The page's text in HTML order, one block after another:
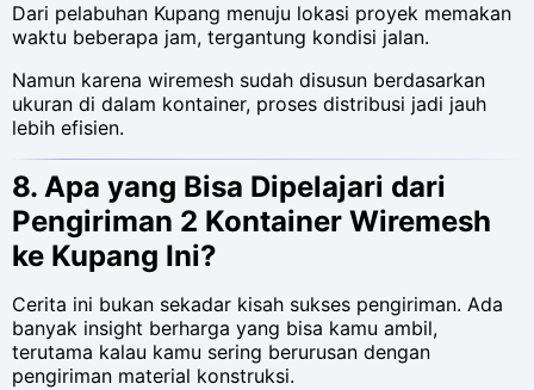
Dari pelabuhan Kupang menuju lokasi proyek memakan
waktu beberapa jam, tergantung kondisi jalan.
Namun karena wiremesh sudah disusun berdasarkan
ukuran di dalam kontainer, proses distribusi jadi jauh
lebih efisien.
8. Apa yang Bisa Dipelajari dari
Pengiriman 2 Kontainer Wiremesh
ke Kupang Ini?
Cerita ini bukan sekadar kisah sukses pengiriman. Ada
banyak insight berharga yang bisa kamu ambil,
terutama kalau kamu sering berurusan dengan
pengiriman material konstruksi.